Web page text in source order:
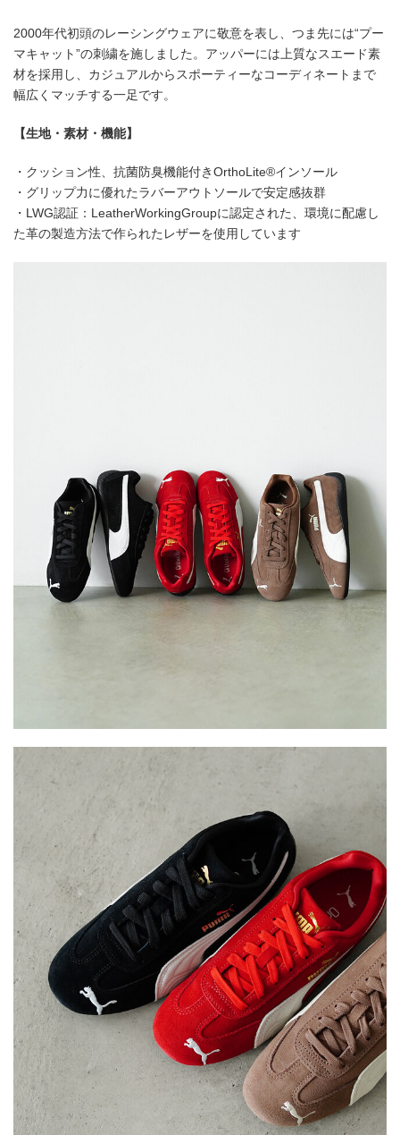
2000年代初頭のレーシングウェアに敬意を表し、つま先には“プー
マキャット”の刺繍を施しました。アッパーには上質なスエード素
材を採用し、カジュアルからスポーティーなコーディネートまで
幅広くマッチする一足です。
【生地・素材・機能】
・クッション性、抗菌防臭機能付きOrthoLite®インソール
・グリップ力に優れたラバーアウトソールで安定感抜群
・LWG認証：LeatherWorkingGroupに認定された、環境に配慮し
た革の製造方法で作られたレザーを使用しています